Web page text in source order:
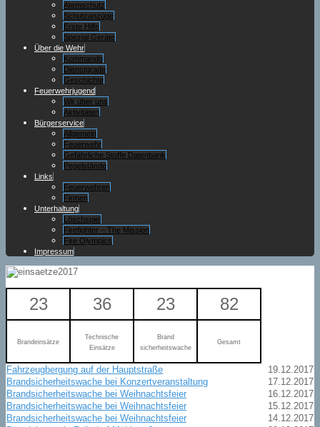
Atemschutz
Schutzanzüge
Erste Hilfe
Spezial Geräte
Über die Wehr
Kommando
Dienstgrade
Geschichte
Feuerwehrjugend
Wir über uns
Aktivitäten
Bürgerservice
Allgemein
Feuerwehr
Gefährliche Stoffe Datenbank
Pegelstände
Links
Feuerwehren
Firmen
Unterhaltung
Löschspiel
Firefighter – The Mission
Fire Olympics
Impressum
23 36 23 82
Brandeinsätze
Technische
Einsätze
Brand
sicherheitswache
Gesamt
Fahrzeugbergung auf der Hauptstraße
19.12.2017
Brandsicherheitswache bei Konzertveranstaltung
17.12.2017
Brandsicherheitswache bei Weihnachtsfeier
16.12.2017
Brandsicherheitswache bei Weihnachtsfeier
15.12.2017
Brandsicherheitswache bei Weihnachtsfeier
14.12.2017